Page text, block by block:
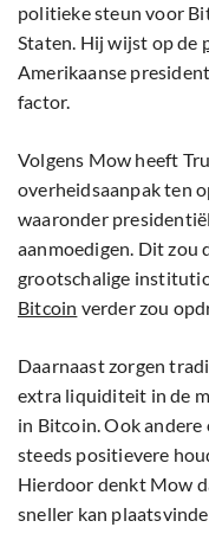
politieke steun voor
Staten. Hij wijst op de
Amerikaanse
factor.
Volgens Mow heeft
overheidsaanpak ten
waaronder
aanmoedigen. Dit zou
grootschalige
Bitcoin verder zou
Daarnaast zorgen
extra liquiditeit in de
in Bitcoin. Ook
steeds positievere
Hierdoor denkt Mow
sneller kan